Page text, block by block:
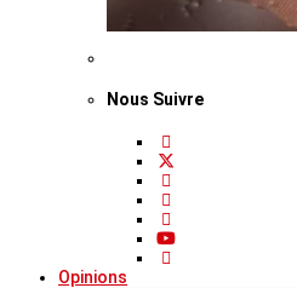
Nous Suivre
Opinions